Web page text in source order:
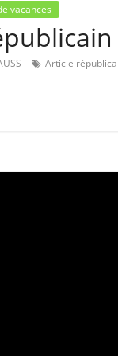
vacances
Article